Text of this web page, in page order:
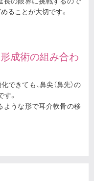
ることが大切です。
成術の組み合わ
できても、鼻尖（鼻先）の
。
ような形で耳介軟骨の移